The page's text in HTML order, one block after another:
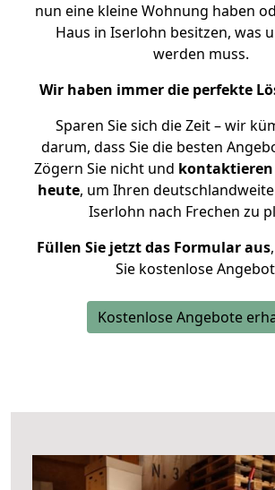
nun eine kleine Wohnung haben
Haus in Iserlohn besitzen, was
werden muss.
Wir haben immer die perfekte
Sparen Sie sich die Zeit – wir
darum, dass Sie die besten
Zögern Sie nicht und kontaktieren
heute, um Ihren
Iserlohn nach Frechen zu
Füllen Sie jetzt das Formular aus
Sie kostenlose
Kostenlose Angebote